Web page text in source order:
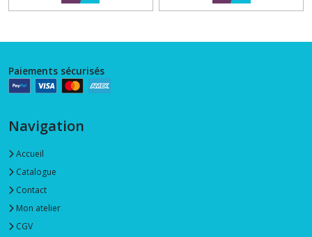
Paiements sécurisés
Navigation
Accueil
Catalogue
Contact
Mon atelier
CGV